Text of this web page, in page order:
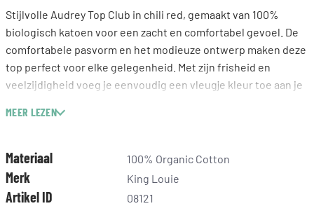
Stijlvolle Audrey Top Club in chili red, gemaakt van 100%
biologisch katoen voor een zacht en comfortabel gevoel. De
comfortabele pasvorm en het modieuze ontwerp maken deze
top perfect voor elke gelegenheid. Met zijn frisheid en
veelzijdigheid voeg je eenvoudig een vleugje kleur toe aan je
look of draag hem onder een blazer voor een chique
garderobe, die de kwaliteit en aandacht voor detail van King
Louie weerspiegelt.
MEER LEZEN
Materiaal 100% Organic Cotton
Merk King Louie
Artikel ID
08121